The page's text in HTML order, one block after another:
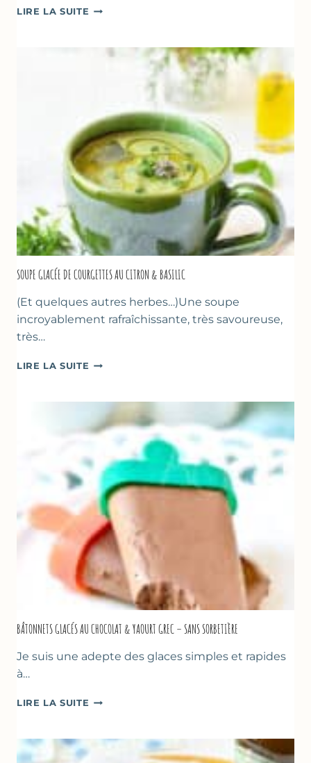
LIRE LA SUITE ABRICOTS
D’ORANGER
SOUPE GLACÉE DE COURGETTES AU CITRON & BASILIC
(Et quelques autres herbes…)Une soupe
incroyablement rafraîchissante, très savoureuse,
très…
LIRE LA SUITE SOUPE
COURGETTES
AU
CITRON
BASILIC
BÂTONNETS GLACÉS AU CHOCOLAT & YAOURT GREC – SANS SORBETIÈRE
Je suis une adepte des glaces simples et rapides
à…
LIRE LA SUITE BÂTONNETS
CHOCOLAT